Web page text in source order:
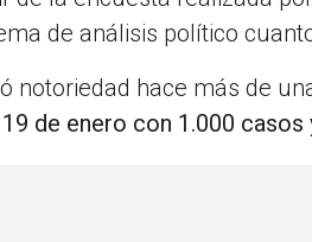
de análisis político
notoriedad hace más de
de enero con 1.000 casos